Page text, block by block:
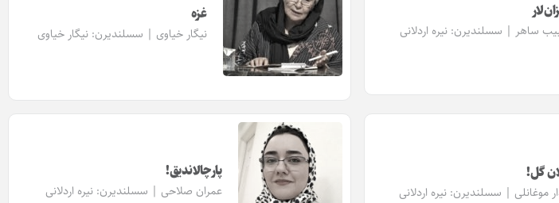
ساهر | سسلندیرن:نیره اردلانی
غزه
نیگار خیاوی | سسلندیرن:نیگار خیاوی
گل!
موغانلی | سسلندیرن:نیره اردلانی
پارچالاندیق!
عمران صلاحی | سسلندیرن:نیره اردلانی